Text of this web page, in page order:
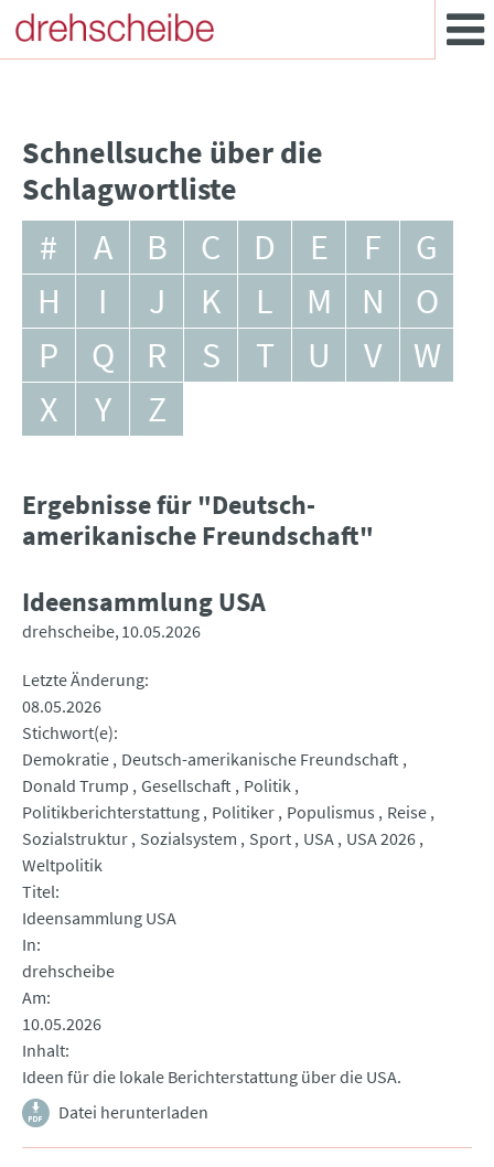
Schnellsuche über die
Schlagwortliste
# A B C D E F
G
H
I J K L M N
O
P
Q R S T U V
W
X
Y Z
Ergebnisse für "Deutsch-
amerikanische Freundschaft"
Ideensammlung USA
drehscheibe 10.05.2026
Letzte Änderung
08.05.2026
Stichwort(e)
Demokratie Deutsch-amerikanische Freundschaft
Donald Trump Gesellschaft Politik
Politikberichterstattung Politiker Populismus
Reise
Sozialstruktur Sozialsystem Sport USA USA 2026
Weltpolitik
Titel
Ideensammlung USA
In
drehscheibe
Am
10.05.2026
Inhalt
Ideen für die lokale Berichterstattung über die USA.
Datei herunterladen